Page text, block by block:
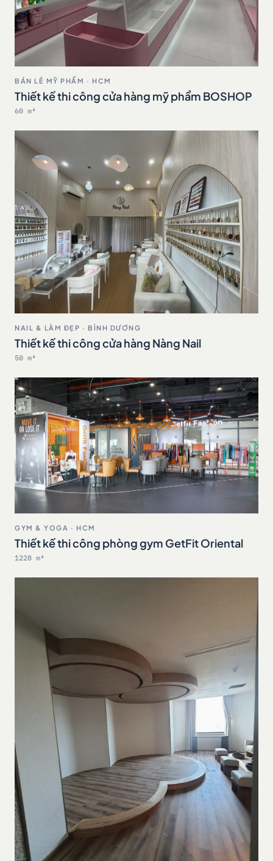
BÁN LẺ MỸ PHẨM · HCM
Thiết kế thi công cửa hàng mỹ phẩm BOSHOP
60 m²
NAIL & LÀM ĐẸP · BÌNH DƯƠNG
Thiết kế thi công cửa hàng Nàng Nail
50 m²
GYM & YOGA · HCM
Thiết kế thi công phòng gym GetFit Oriental
1228 m²